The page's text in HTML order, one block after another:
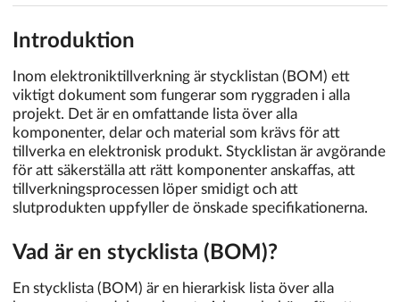
Introduktion
Inom elektroniktillverkning är stycklistan (BOM) ett
viktigt dokument som fungerar som ryggraden i alla
projekt. Det är en omfattande lista över alla
komponenter, delar och material som krävs för att
tillverka en elektronisk produkt. Stycklistan är avgörande
för att säkerställa att rätt komponenter anskaffas, att
tillverkningsprocessen löper smidigt och att
slutprodukten uppfyller de önskade specifikationerna.
Vad är en stycklista (BOM)?
En stycklista (BOM) är en hierarkisk lista över alla